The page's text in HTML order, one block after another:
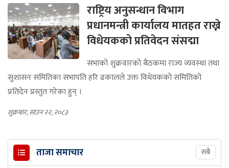
राष्ट्रिय अनुसन्धान विभाग
प्रधानमन्त्री कार्यालय मातहत राख्ने
विधेयकको प्रतिवेदन संसद्मा
सभाको शुक्रवारको बैठकमा राज्य व्यवस्था तथा
सुशासन समितिका सभापति हरि ढकालले उक्त विधेयकको समितिको
प्रतिदेन प्रस्तुत गरेका हुन् ।
शुक्रबार, साउन २२, २०८३
ताजा समाचार सबै